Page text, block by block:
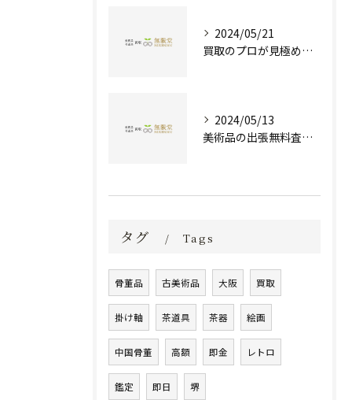
2024/05/21
買取のプロが見極める！骨董品の価値と査定とは？
2024/05/13
美術品の出張無料査定 | 一万点以上の実績で信頼の骨董品買取専門店
タグ Tags
骨董品 古美術品 大阪 買取
掛け軸 茶道具 茶器 絵画
中国骨董 高額 即金 レトロ
鑑定 即日 堺